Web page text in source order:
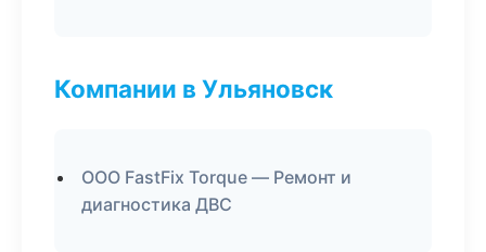
Компании в Ульяновск
ООО FastFix Torque — Ремонт и
диагностика ДВС